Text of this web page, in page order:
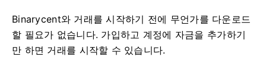
Binarycent와 거래를 시작하기 전에 무언가를 다운로드
할 필요가 없습니다. 가입하고 계정에 자금을 추가하기
만 하면 거래를 시작할 수 있습니다.